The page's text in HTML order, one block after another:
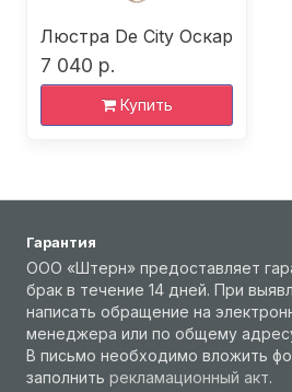
Люстра De City Оскар
7 040 р.
Купить
Гарантия
ООО «Штерн» предоставляет
брак в течение 14 дней. При
написать обращение на
менеджера или по общему
В письмо необходимо вложить
заполнить рекламационный акт.